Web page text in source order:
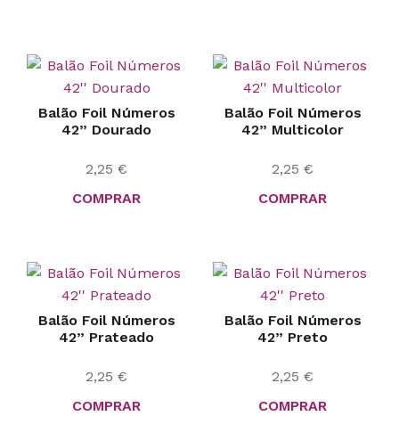
Balão Foil Números
42” Dourado
2,25 €
COMPRAR
Balão Foil Números
42” Multicolor
2,25 €
COMPRAR
Balão Foil Números
42” Prateado
2,25 €
COMPRAR
Balão Foil Números
42” Preto
2,25 €
COMPRAR